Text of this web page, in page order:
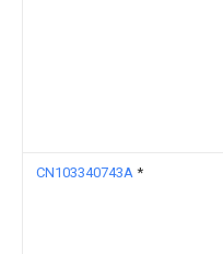
CN103340743A *